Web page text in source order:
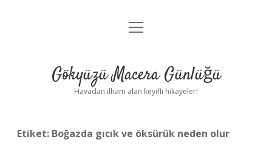
Anasayfa
Yasal Uyarı
menüyü
Gökyüzü Macera Günlüğü
Havadan ilham alan keyifli hikayeler!
Etiket: Boğazda gıcık ve öksürük neden olur